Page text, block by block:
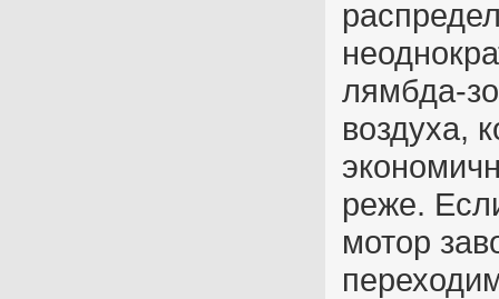
лямбда-
воздуха,
реже.
мотор